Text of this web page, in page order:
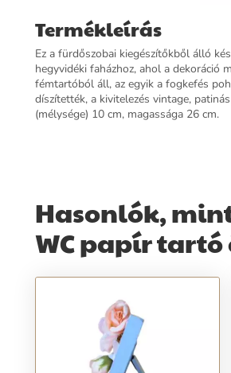
Termékleírás
Ez a fürdőszobai kiegészítőkből álló
hegyvidéki faházhoz, ahol a dekoráció
fémtartóból áll, az egyik a fogkefés
díszítették, a kivitelezés vintage,
(mélysége) 10 cm, magassága 26 cm.
Hasonlók,
WC papír tartó